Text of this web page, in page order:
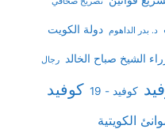
د. بدر الداهوم دولة الكويت
الشيخ صباح الخالد رجال
كوفيد - 19
كوفيد
الكويتية